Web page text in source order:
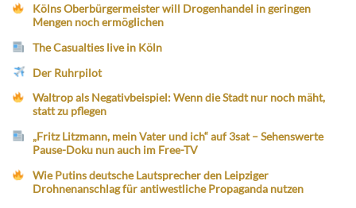
Kölns Oberbürgermeister will Drogenhandel in geringen
Mengen noch ermöglichen
The Casualties live in Köln
Der Ruhrpilot
Waltrop als Negativbeispiel: Wenn die Stadt nur noch mäht,
statt zu pflegen
„Fritz Litzmann, mein Vater und ich“ auf 3sat – Sehenswerte
Pause-Doku nun auch im Free-TV
Wie Putins deutsche Lautsprecher den Leipziger
Drohnenanschlag für antiwestliche Propaganda nutzen